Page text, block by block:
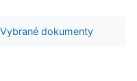
Vybrané dokumenty